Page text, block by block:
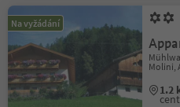
Na vyžádání
Molini,
1.2